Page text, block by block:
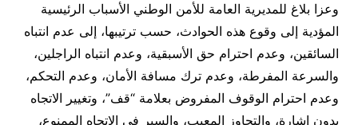
وعزا بلاغ للمديرية العامة للأمن الوطني الأسباب الرئيسية
المؤدية إلى وقوع هذه الحوادث، حسب ترتيبها، إلى عدم انتباه
السائقين، وعدم احترام حق الأسبقية، وعدم انتباه الراجلين،
والسرعة المفرطة، وعدم ترك مسافة الأمان، وعدم التحكم،
وعدم احترام الوقوف المفروض بعلامة “قف”، وتغيير الاتجاه
بدون إشارة، والتجاوز المعيب، والسير في الاتجاه الممنوع،